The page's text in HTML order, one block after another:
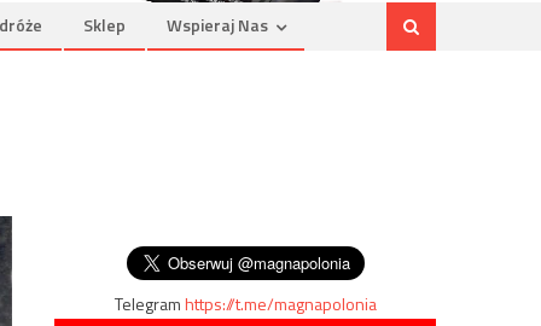
Sklep Wspieraj Nas
Telegramhttps://t.me/magnapolonia